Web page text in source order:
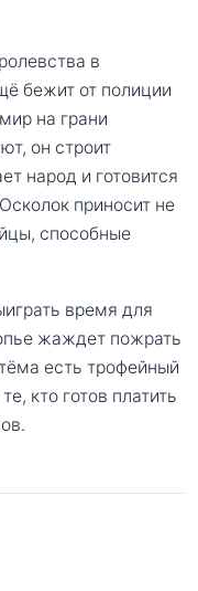
в
бежит от полиции
на грани
он строит
народ и готовится
приносит не
способные
время для
жаждет пожрать
есть трофейный
кто готов платить